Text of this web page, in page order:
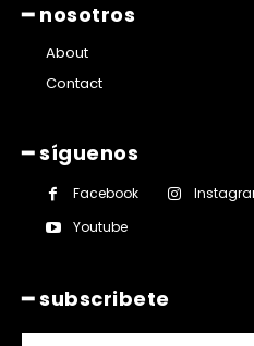
━ nosotros
About
Contact
━ síguenos
Facebook
Youtube
━ subscribete